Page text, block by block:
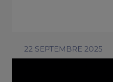
22 SEPTEMBRE 2025